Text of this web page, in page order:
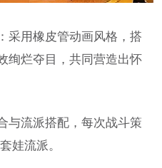
采用橡皮管动画风格，搭
绚烂夺目，共同营造出怀
与流派搭配，每次战斗策
娃流派。